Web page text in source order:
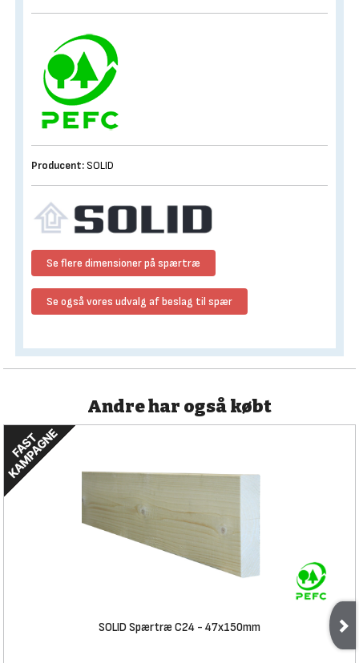
Producent: SOLID
Se flere dimensioner på spærtræ
Se også vores udvalg af beslag til spær
Andre har også købt
SOLID Spærtræ C24 - 47x150mm